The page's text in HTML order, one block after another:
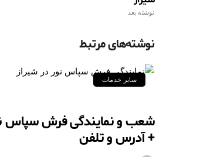
نوشته بعد
نوشته‌های مرتبط
سایر خدمات
شعب و نمایندگی فرش سپاس
+ آدرس و تلفن